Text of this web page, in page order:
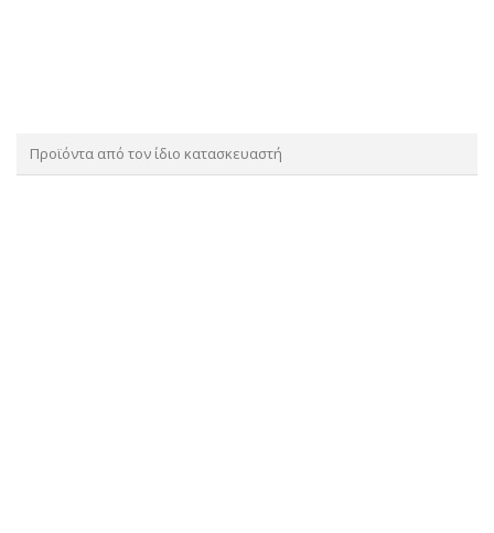
Προϊόντα από τον ίδιο κατασκευαστή